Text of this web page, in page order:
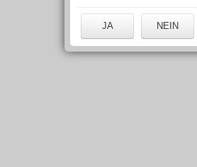
JA NEIN